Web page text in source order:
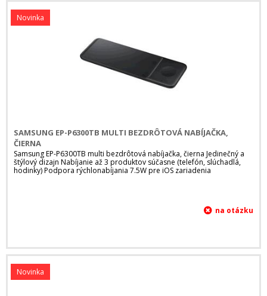
SAMSUNG EP-P6300TB MULTI BEZDRÔTOVÁ NABÍJAČKA,
ČIERNA
Samsung EP-P6300TB multi bezdrôtová nabíjačka, čierna Jedinečný a
štýlový dizajn Nabíjanie až 3 produktov súčasne (telefón, slúchadlá,
hodinky) Podpora rýchlonabíjania 7.5W pre iOS zariadenia
Novinka
Novinka